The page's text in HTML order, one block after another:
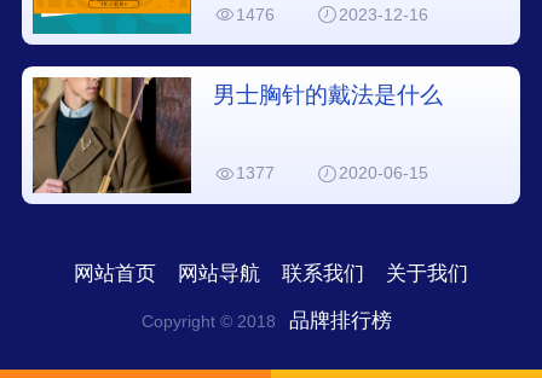
1476 2023-12-16
男士胸针的戴法是什么
1377 2020-06-15
网站首页 网站导航 联系我们 关于我们
Copyright © 2018 品牌排行榜